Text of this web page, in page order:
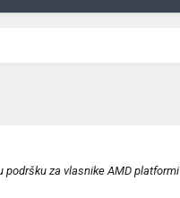
za vlasnike AMD